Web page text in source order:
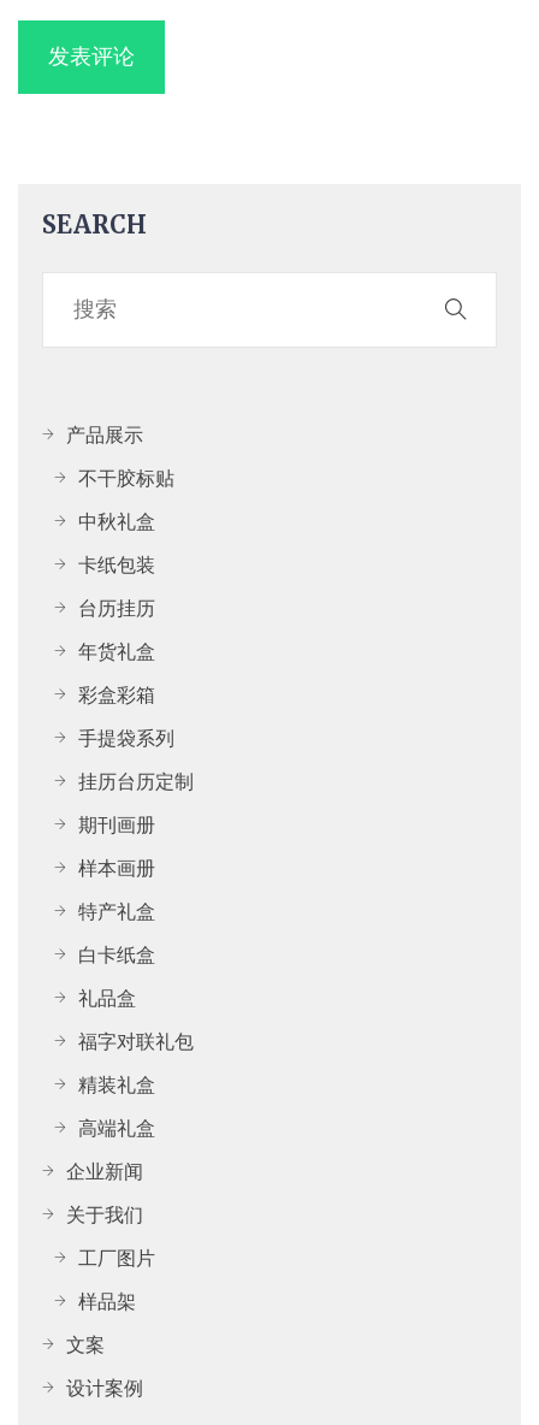
SEARCH
产品展示
不干胶标贴
中秋礼盒
卡纸包装
台历挂历
年货礼盒
彩盒彩箱
手提袋系列
挂历台历定制
期刊画册
样本画册
特产礼盒
白卡纸盒
礼品盒
福字对联礼包
精装礼盒
高端礼盒
企业新闻
关于我们
工厂图片
样品架
文案
设计案例